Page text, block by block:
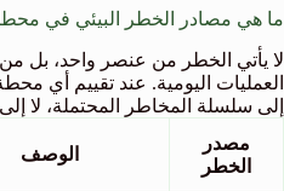
ما هي مصادر الخطر البيئي في
لا يأتي الخطر من عنصر واحد، بل من
العمليات اليومية. عند تقييم أي
إلى سلسلة المخاطر المحتملة، لا
مصدر
الخطر
الوصف